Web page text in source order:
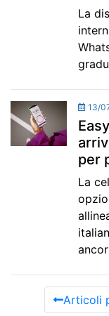
La
13/
per
La
Articoli